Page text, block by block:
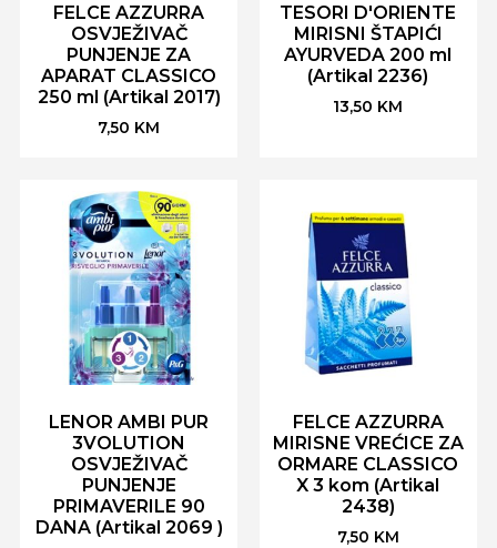
FELCE AZZURRA
OSVJEŽIVAČ
PUNJENJE ZA
APARAT CLASSICO
250 ml (Artikal 2017)
7,50 KM
TESORI D'ORIENTE
MIRISNI ŠTAPIĆI
AYURVEDA 200 ml
(Artikal 2236)
13,50 KM
LENOR AMBI PUR
3VOLUTION
OSVJEŽIVAČ
PUNJENJE
PRIMAVERILE 90
DANA (Artikal 2069 )
FELCE AZZURRA
MIRISNE VREĆICE ZA
ORMARE CLASSICO
X 3 kom (Artikal
2438)
7,50 KM